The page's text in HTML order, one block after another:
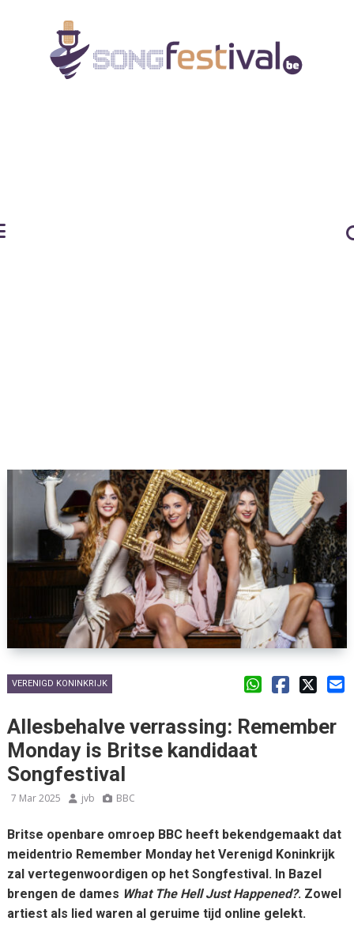
VERENIGD KONINKRIJK
Allesbehalve verrassing: Remember
Monday is Britse kandidaat
Songfestival
7 Mar 2025 jvb BBC
Britse openbare omroep BBC heeft bekendgemaakt dat
meidentrio Remember Monday het Verenigd Koninkrijk
zal vertegenwoordigen op het Songfestival. In Bazel
brengen de dames What The Hell Just Happened?. Zowel
artiest als lied waren al geruime tijd online gelekt.